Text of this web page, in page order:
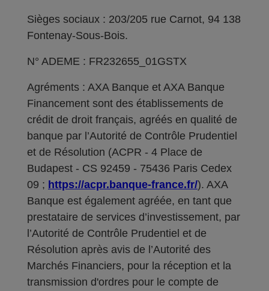
Sièges sociaux : 203/205 rue Carnot, 94 138
Fontenay-Sous-Bois.
N° ADEME : FR232655_01GSTX
Agréments : AXA Banque et AXA Banque
Financement sont des établissements de
crédit de droit français, agréés en qualité de
banque par l’Autorité de Contrôle Prudentiel
et de Résolution (ACPR - 4 Place de
Budapest - CS 92459 - 75436 Paris Cedex
09 ; https://acpr.banque-france.fr/). AXA
Banque est également agréée, en tant que
prestataire de services d’investissement, par
l’Autorité de Contrôle Prudentiel et de
Résolution après avis de l’Autorité des
Marchés Financiers, pour la réception et la
transmission d'ordres pour le compte de